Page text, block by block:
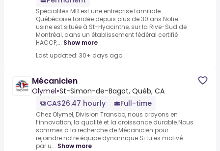
Spécialités MB est une entreprise familiale
Québécoise fondée depuis plus de 30 ans.Notre
usine est située à St-Hyacinthe, sur la Rive-Sud de
Montréal, dans un établissement fédéral certifié
HACCP,... Show more
Last updated: 30+ days ago
Mécanicien
Olymel•St-Simon-de-Bagot, Québ, CA
CA$26.47 hourly
Full-time
Chez Olymel, Division Transbo, nous croyons en
l’innovation, la qualité et la croissance durable.Nous
sommes à la recherche de Mécanicien pour
rejoindre notre équipe dynamique.Si tu es motivé
par u... Show more